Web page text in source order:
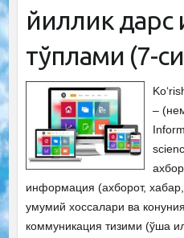
йиллик
тўплами (7-
–
информация (ахборот,
умумий хоссалари ва
коммуникация тизими (ўша